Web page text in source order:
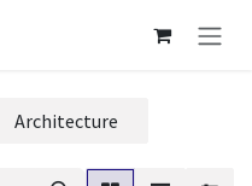
Architecture